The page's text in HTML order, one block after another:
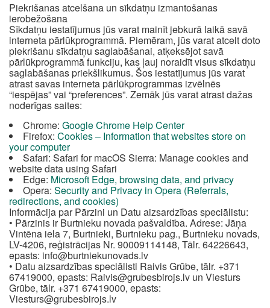
Piekrišanas atcelšana un sīkdatņu izmantošanas
ierobežošana
Sīkdatņu iestatījumus jūs varat mainīt jebkurā laikā savā
interneta pārlūkprogrammā. Piemēram, jūs varat atcelt doto
piekrišanu sīkdatņu saglabāšanai, atķeksējot savā
pārlūkprogrammā funkciju, kas ļauj noraidīt visus sīkdatņu
saglabāšanas priekšlikumus. Šos iestatījumus jūs varat
atrast savas interneta pārlūkprogrammas izvēlnēs
“iespējas” vai “preferences”. Zemāk jūs varat atrast dažas
noderīgas saites:
Chrome: Google Chrome Help Center
Firefox: Cookies – Information that websites store on
your computer
Safari: Safari for macOS Sierra: Manage cookies and
website data using Safari
Edge: Microsoft Edge, browsing data, and privacy
Opera: Security and Privacy in Opera (Referrals,
redirections, and cookies)
Informācija par Pārzini un Datu aizsardzības speciālistu:
• Pārzinis ir Burtnieku novada pašvaldība. Adrese: Jāņa
Vintēna iela 7, Burtnieki, Burtnieku pag., Burtnieku novads,
LV-4206, reģistrācijas Nr. 90009114148, Tālr. 64226643,
epasts: info@burtniekunovads.lv
• Datu aizsardzības speciālisti Raivis Grūbe, tālr. +371
67419000, epasts: Raivis@grubesbirojs.lv un Viesturs
Grūbe, tālr. +371 67419000, epasts:
Viesturs@grubesbirojs.lv